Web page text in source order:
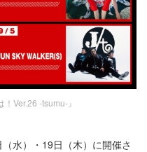
！Ver.26 -tsumu-』
水）・19日（木）に開催さ